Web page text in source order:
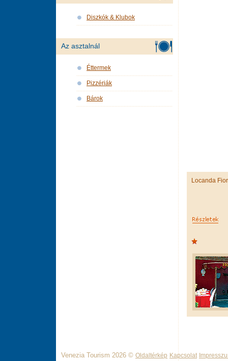
Locanda
Diszkók & Klubok
Az asztalnál
Éttermek
Pizzériák
Bárok
Venezia Tourism 2026 © Oldaltérkép Kapcsolat